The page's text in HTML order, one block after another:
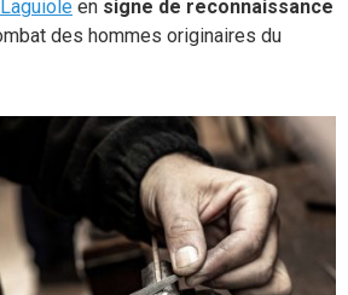
Laguiole en signe de reconnaissance
des hommes originaires du